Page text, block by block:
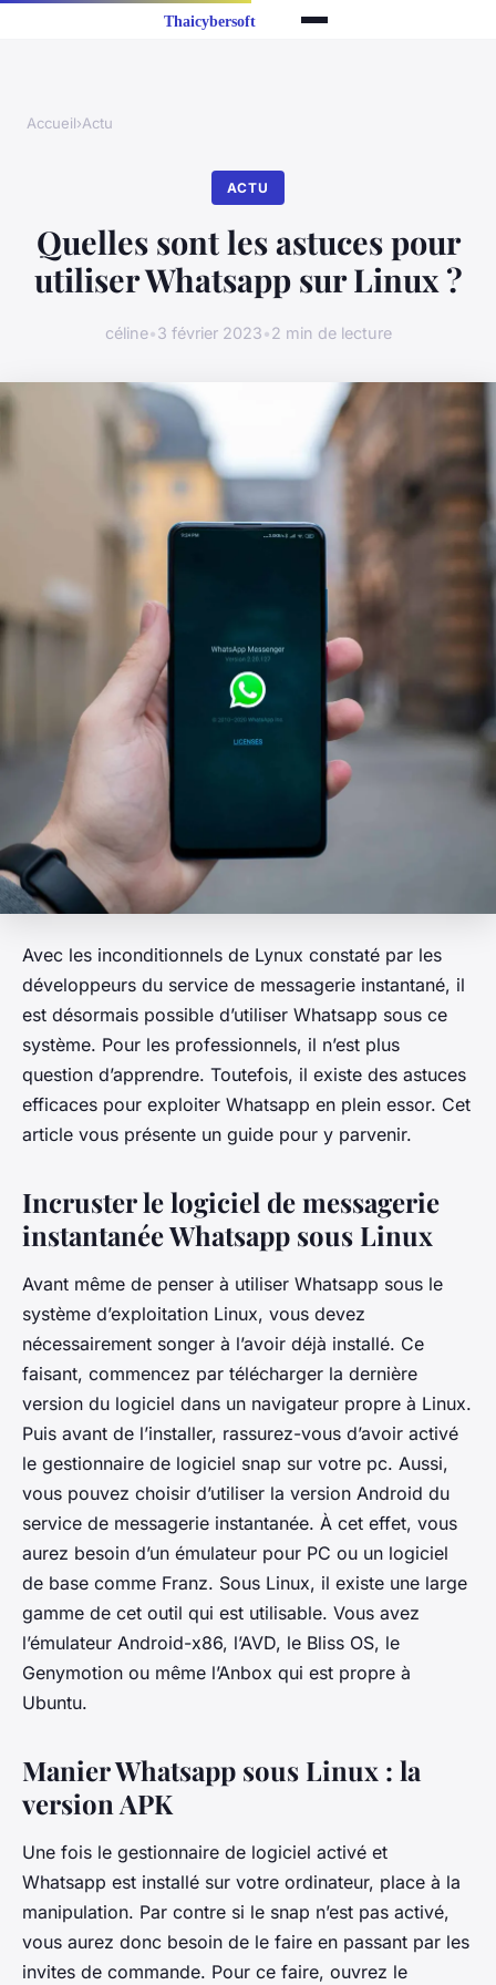
Accueil›Actu
ACTU
Quelles sont les astuces pour
utiliser Whatsapp sur Linux ?
céline•3 février 2023•2 min de lecture
Avec les inconditionnels de Lynux constaté par les
développeurs du service de messagerie instantané, il
est désormais possible d’utiliser Whatsapp sous ce
système. Pour les professionnels, il n’est plus
question d’apprendre. Toutefois, il existe des astuces
efficaces pour exploiter Whatsapp en plein essor. Cet
article vous présente un guide pour y parvenir.
Incruster le logiciel de messagerie
instantanée Whatsapp sous Linux
Avant même de penser à utiliser Whatsapp sous le
système d’exploitation Linux, vous devez
nécessairement songer à l’avoir déjà installé. Ce
faisant, commencez par télécharger la dernière
version du logiciel dans un navigateur propre à Linux.
Puis avant de l’installer, rassurez-vous d’avoir activé
le gestionnaire de logiciel snap sur votre pc. Aussi,
vous pouvez choisir d’utiliser la version Android du
service de messagerie instantanée. À cet effet, vous
aurez besoin d’un émulateur pour PC ou un logiciel
de base comme Franz. Sous Linux, il existe une large
gamme de cet outil qui est utilisable. Vous avez
l’émulateur Android-x86, l’AVD, le Bliss OS, le
Genymotion ou même l’Anbox qui est propre à
Ubuntu.
Manier Whatsapp sous Linux : la
version APK
Une fois le gestionnaire de logiciel activé et
Whatsapp est installé sur votre ordinateur, place à la
manipulation. Par contre si le snap n’est pas activé,
vous aurez donc besoin de le faire en passant par les
invites de commande. Pour ce faire, ouvrez le